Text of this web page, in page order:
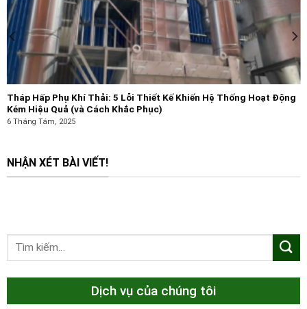
Tháp Hấp Phụ Khí Thải: 5 Lỗi Thiết Kế Khiến Hệ Thống Hoạt Động
Kém Hiệu Quả (và Cách Khắc Phục)
6 Tháng Tám, 2025
NHẬN XÉT BÀI VIẾT!
Dịch vụ của chúng tôi